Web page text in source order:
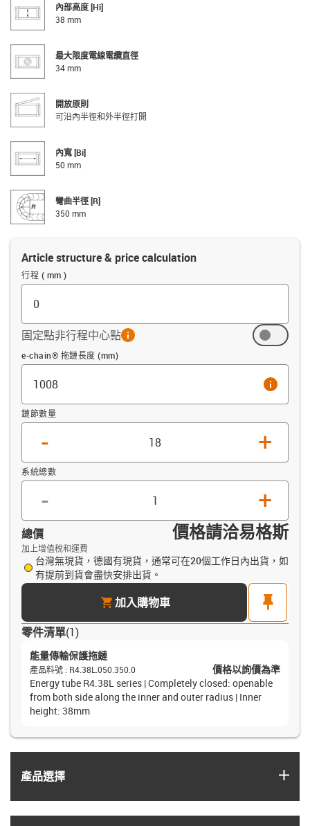
內部高度 [Hi]
38 mm
最大限度電線電纜直徑
34 mm
開放原則
可沿內半徑和外半徑打開
內寬 [Bi]
50 mm
彎曲半徑 [R]
350 mm
Article structure & price calculation
行程 ( mm )
固定點非行程中心點info
抵消 (mm)
e-chain® 拖鏈長度 (mm)
info
鏈節數量
- +
系統總數
- +
總價 價格請洽易格斯
加上增值稅和運費
台灣無現貨，德國有現貨，通常可在20個工作日內出貨，如
有提前到貨會盡快安排出貨。
cart加入購物車
pin
零件清單(1)
能量傳輸保護拖鏈
產品料號 : R4.38L.050.350.0
價格以詢價為準
Energy tube R4.38L series | Completely closed: openable
from both side along the inner and outer radius | Inner
height: 38mm
產品選擇